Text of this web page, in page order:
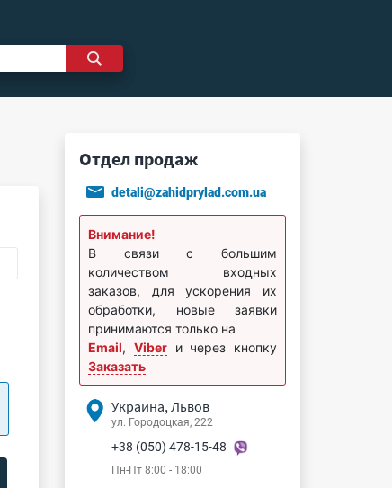
Отдел продаж
detali@zahidprylad.com.ua
Внимание!
В связи с большим
количеством входных
заказов, для ускорения их
обработки, новые заявки
принимаются только на
Email, Viberи через кнопку
Заказать
Украина, Львов
ул. Городоцкая, 222
+38 (050) 478-15-48
Пн-Пт 8:00 - 18:00